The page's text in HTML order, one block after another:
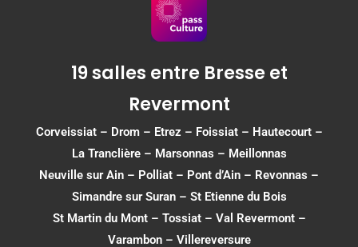
19 salles entre Bresse et
Revermont
Corveissiat– Drom– Etrez – Foissiat– Hautecourt–
La Tranclière – Marsonnas – Meillonnas
Neuville sur Ain – Polliat – Pont d’Ain – Revonnas –
Simandre sur Suran– St Etienne du Bois
St Martin du Mont– Tossiat– Val Revermont–
Varambon– Villereversure